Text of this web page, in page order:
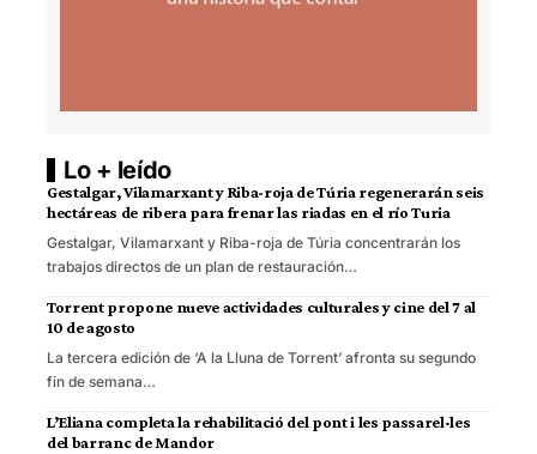
Lo + leído
Gestalgar, Vilamarxant y Riba-roja de Túria regenerarán seis
hectáreas de ribera para frenar las riadas en el río Turia
Gestalgar, Vilamarxant y Riba-roja de Túria concentrarán los
trabajos directos de un plan de restauración…
Torrent propone nueve actividades culturales y cine del 7 al
10 de agosto
La tercera edición de ‘A la Lluna de Torrent’ afronta su segundo
fin de semana…
L’Eliana completa la rehabilitació del pont i les passarel·les
del barranc de Mandor